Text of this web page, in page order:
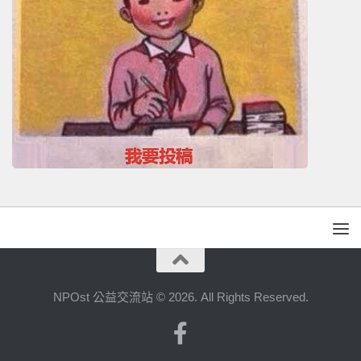
NPOst 公益交流站 © 2026. All Rights Reserved.